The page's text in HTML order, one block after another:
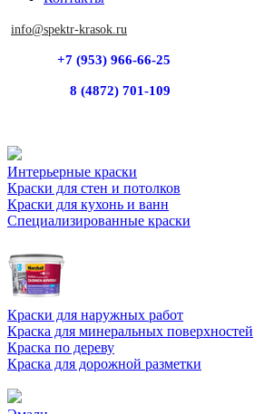
info@spektr-krasok.ru
+7 (953) 966-66-25
8 (4872) 701-109
Интерьерные краски
Краски для стен и потолков
Краски для кухонь и ванн
Специализированные краски
Краски для наружных работ
Краска для минеральных поверхностей
Краска по дереву
Краска для дорожной разметки